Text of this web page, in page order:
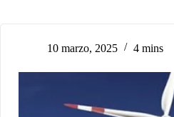
10 marzo, 2025 4 mins